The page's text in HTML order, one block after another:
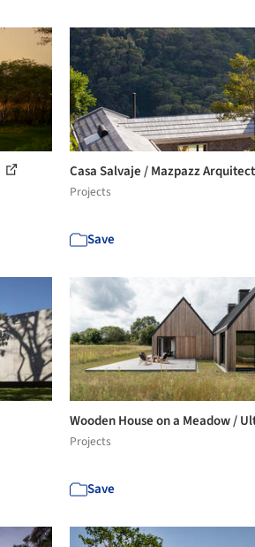
Casa Salvaje / Mazpazz
Projects
Save
Wooden House on a Meadow /
Projects
Save